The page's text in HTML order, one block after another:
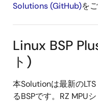
Solutions (GitHub)を
Linux BSP
ト)
本Solutionは最新の
るBSPです。RZ MPU